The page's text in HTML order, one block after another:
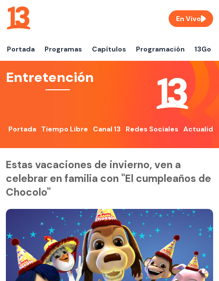
Portada Programas Capítulos Programación 13Go
En Vivo
Entretención
Portada Tiempo Libre Canal 13 Redes Sociales
Estas vacaciones de invierno, ven a
celebrar en familia con "El cumpleaños de
Chocolo"